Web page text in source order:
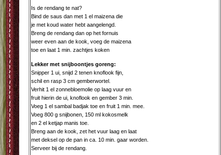
Is de rendang te nat?
Bind de saus dan met 1 el maizena die
je met koud water hebt aangelengd.
Breng de rendang dan op het fornuis
weer even aan de kook, voeg de maizena
toe en laat 1 min. zachtjes koken
Lekker met snijboontjes goreng:
Snipper 1 ui, snijd 2 tenen knoflook fijn,
schil en rasp 3 cm gemberwortel.
Verhit 1 el zonnebloemolie op laag vuur en
fruit hierin de ui, knoflook en gember 3 min.
Voeg 1 el sambal badjak toe en fruit 1 min. mee.
Voeg 800 g snijbonen, 150 ml kokosmelk
en 2 el ketjap manis toe.
Breng aan de kook, zet het vuur laag en laat
met deksel op de pan in ca. 10 min. gaar worden.
Serveer bij de rendang.